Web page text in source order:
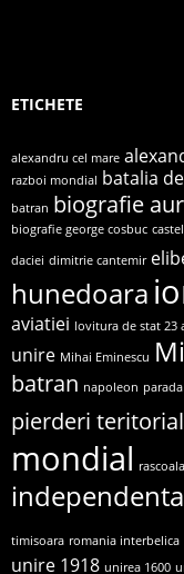
ETICHETE
alexandru cel mare
razboi mondial batalia
batran biografie
biografie george cosbuc
daciei dimitrie cantemir
hunedoara
aviatiei lovitura de stat 23
unire Mihai Eminescu
batran napoleon
pierderi
mondial
independenta
timisoara romania interbelica
unire 1918 unirea 1600